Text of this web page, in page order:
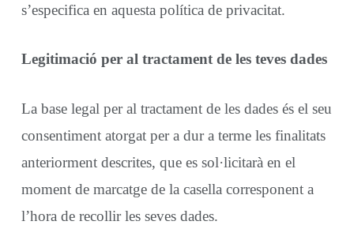
s’especifica en aquesta política de privacitat.
Legitimació per al tractament de les teves dades
La base legal per al tractament de les dades és el seu
consentiment atorgat per a dur a terme les finalitats
anteriorment descrites, que es sol·licitarà en el
moment de marcatge de la casella corresponent a
l’hora de recollir les seves dades.